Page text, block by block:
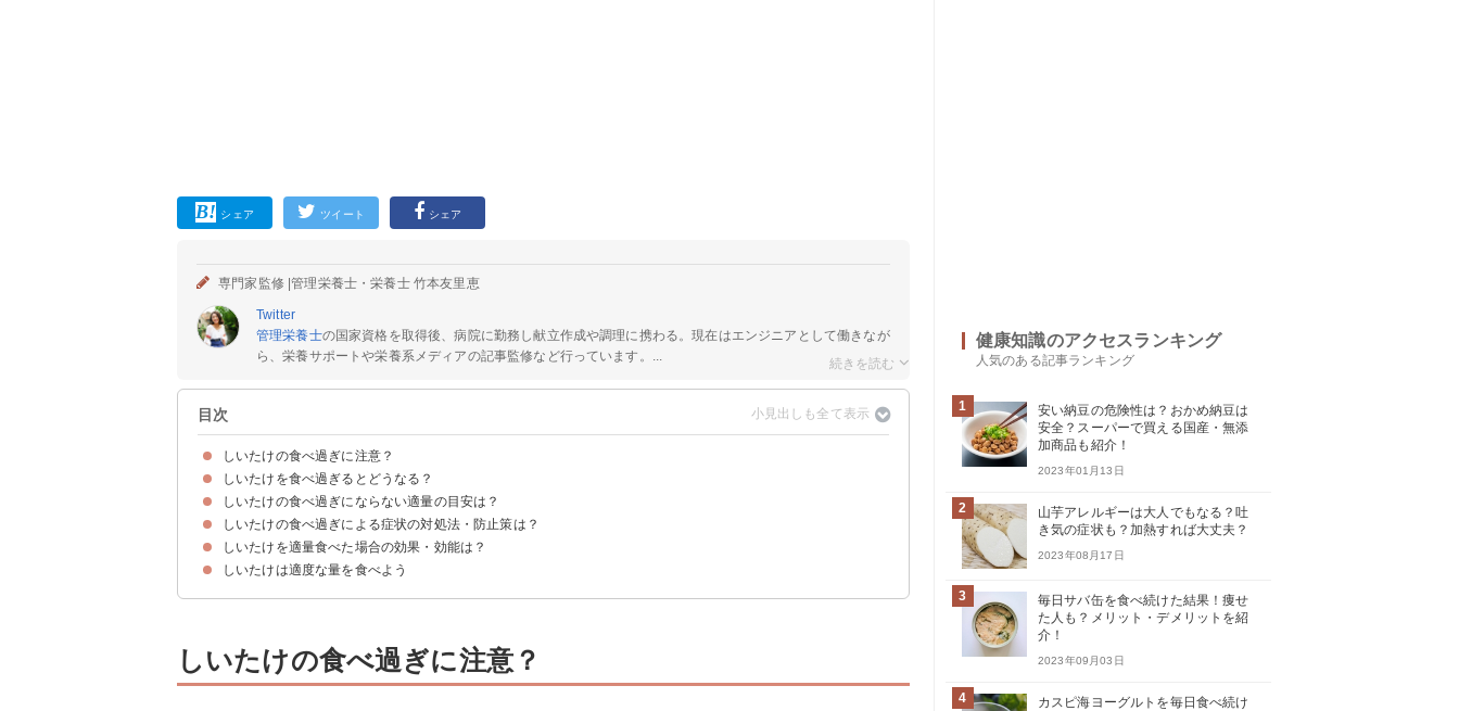
シェア ツイート シェア
専門家監修 |管理栄養士・栄養士 竹本友里恵
Twitter
管理栄養士の国家資格を取得後、病院に勤務し献立作成や調理に携わる。現在はエンジニアとして働きなが
ら、栄養サポートや栄養系メディアの記事監修など行っています。...
目次
しいたけの食べ過ぎに注意？
しいたけを食べ過ぎるとどうなる？
①便秘・下痢による腹痛
②吐き気
③プリン体の取りすぎ
④低血糖になる
しいたけの食べ過ぎにならない適量の目安は？
①大人の場合
②妊婦の場合
③子供の場合
しいたけの食べ過ぎによる症状の対処法・防止策は？
①煮る・茹でるなどの調理をする
②水分を多めにとる
しいたけを適量食べた場合の効果・効能は？
①整腸効果・便秘解消
②免疫力の向上
③代謝の向上
④健康的な骨や歯の形成を促す
しいたけは適度な量を食べよう
しいたけの食べ過ぎに注意？
健康知識のアクセスランキング
人気のある記事ランキング
1
安い納豆の危険性は？おかめ納豆は
安全？スーパーで買える国産・無添
加商品も紹介！
2023年01月13日
2
山芋アレルギーは大人でもなる？吐
き気の症状も？加熱すれば大丈夫？
2023年08月17日
3
毎日サバ缶を食べ続けた結果！痩せ
た人も？メリット・デメリットを紹
介！
2023年09月03日
4
カスピ海ヨーグルトを毎日食べ続け